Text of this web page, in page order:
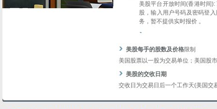
美股平台开放时间(香港时间
股，输入用户号码及密码登
务，暂不提供实时报价 。
美股每手的股数及价格限制
美国股票以一股为交易单位；美国股
美股的交收日期
交收日为交易日后一个工作天(美国交